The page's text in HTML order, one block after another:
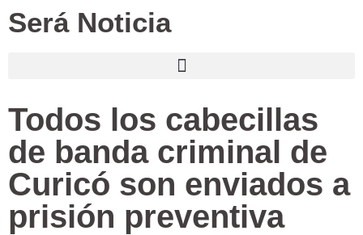
Será Noticia
Todos los cabecillas
de banda criminal de
Curicó son enviados a
prisión preventiva